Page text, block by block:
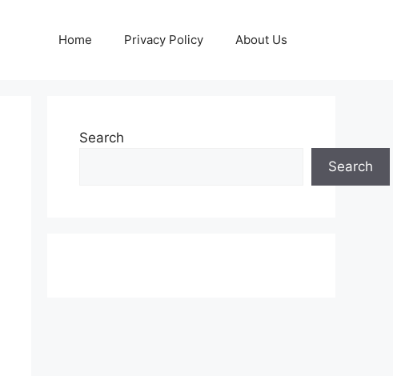
Home Privacy Policy About Us
Search
Search